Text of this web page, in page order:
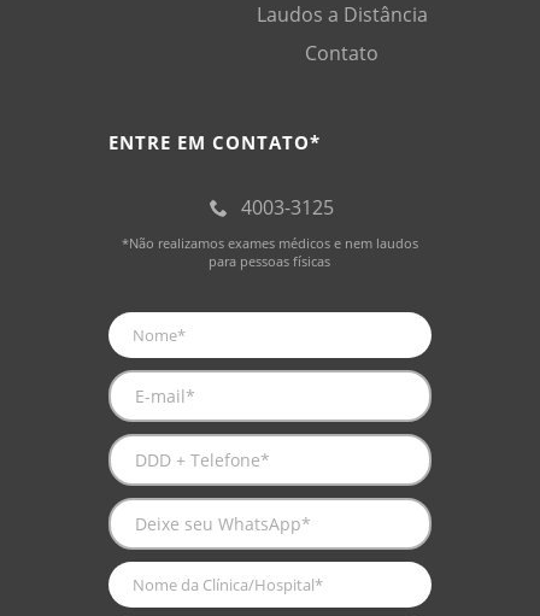
Laudos a Distância
Contato
ENTRE EM CONTATO*
4003-3125
*Não realizamos exames médicos e nem laudos
para pessoas físicas